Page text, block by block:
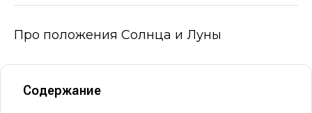
Про положения Солнца и Луны
Содержание